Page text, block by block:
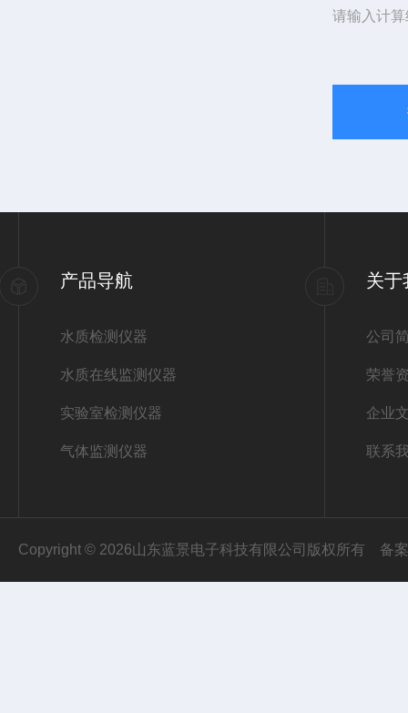
请输入计
产品导航
水质检测仪器
水质在线监测仪器
实验室检测仪器
气体监测仪器
关于
公司
荣誉
企业
联系
Copyright © 2026山东蓝景电子科技有限公司版权所有 备